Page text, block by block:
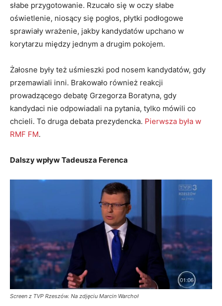
słabe przygotowanie. Rzucało się w oczy słabe
oświetlenie, niosący się pogłos, płytki podłogowe
sprawiały wrażenie, jakby kandydatów upchano w
korytarzu między jednym a drugim pokojem.
Żałosne były też uśmieszki pod nosem kandydatów, gdy
przemawiali inni. Brakowało również reakcji
prowadzącego debatę Grzegorza Boratyna, gdy
kandydaci nie odpowiadali na pytania, tylko mówili co
chcieli. To druga debata prezydencka. Pierwsza była w
RMF FM.
Dalszy wpływ Tadeusza Ferenca
Screen z TVP Rzeszów. Na zdjęciu Marcin Warchoł